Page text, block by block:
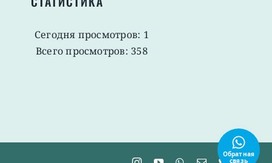
Сегодня просмотров: 1
Всего просмотров: 358
Обратная
связь